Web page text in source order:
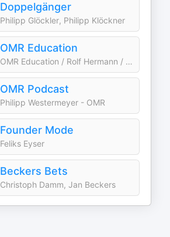
Doppelgänger
Philipp Glöckler, Philipp Klöckner
OMR Education
OMR Education / Rolf Hermann / Andre Alpar / Tarek Müller
OMR Podcast
Philipp Westermeyer - OMR
Founder Mode
Feliks Eyser
Beckers Bets
Christoph Damm, Jan Beckers